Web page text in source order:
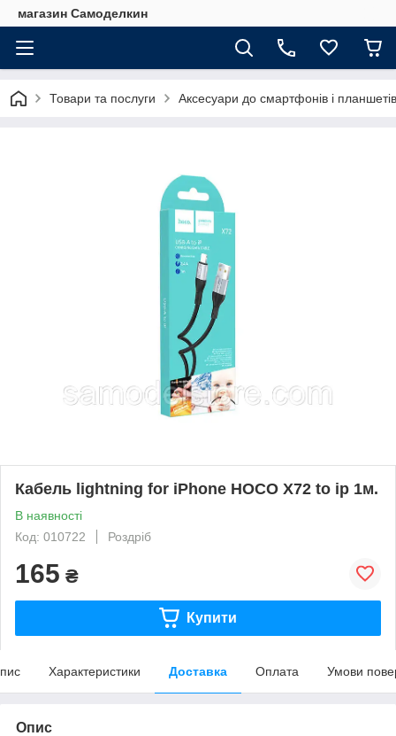
магазин Самоделкин
Товари та послуги Аксесуари до смартфонів і планшетів
Кабель lightning for iPhone HOCO X72 to ip 1м.
В наявності
Код: 010722
Роздріб
165 ₴
Купити
Характеристики Доставка Оплата Умови
Опис